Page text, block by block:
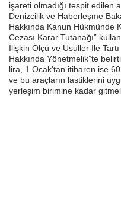
işareti olmadığı tespit edilen
Denizcilik ve Haberleşme
Hakkında Kanun Hükmünde
Cezası Karar Tutanağı”
İlişkin Ölçü ve Usuller İle
Hakkında Yönetmelik”te
lira, 1 Ocak'tan itibaren ise
ve bu araçların lastiklerini
yerleşim birimine kadar